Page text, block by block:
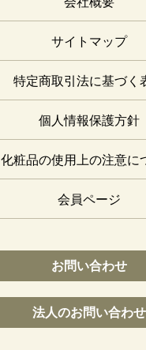
サイトマップ
特定商取引法に基づく
個人情報保護方針
化粧品の使用上の注意に
会員ページ
お問い合わせ
法人のお問い合わせ